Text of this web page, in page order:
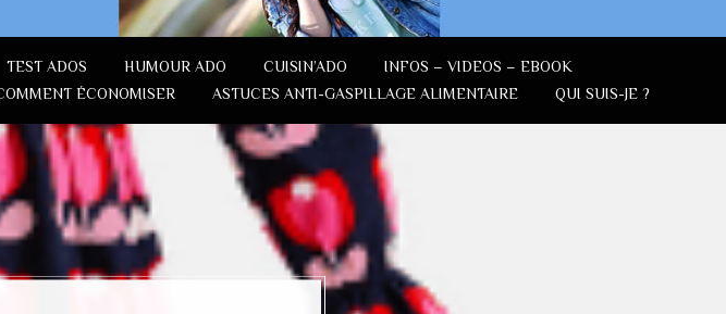
TEST ADOS HUMOUR ADO CUISIN’ADO
INFOS – VIDEOS – EBOOK
ÉCONOMISER ASTUCES ANTI-GASPILLAGE ALIMENTAIRE QUI SUIS-JE ?